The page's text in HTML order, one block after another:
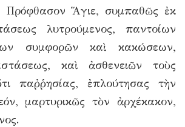
Πρόφθασον Ἅγιε, συμπαθῶς ἐκ
λυτρούμενος, παντοίων
συμφορῶν καὶ κακώσεων,
καὶ ἀσθενειῶν τοὺς
παῤῥησίας, ἐπλούτησας τὴν
μαρτυρικῶς τὸν ἀρχέκακον,